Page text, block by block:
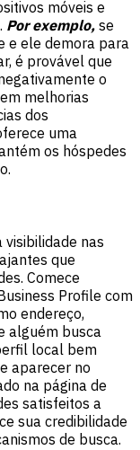
móveis e
Por exemplo, se
e ele demora para
é provável que
o
melhorias
dos
uma
os hóspedes
visibilidade nas
que
Comece
Profile com
endereço,
alguém busca
local bem
aparecer no
na página de
satisfeitos a
sua credibilidade
de busca.